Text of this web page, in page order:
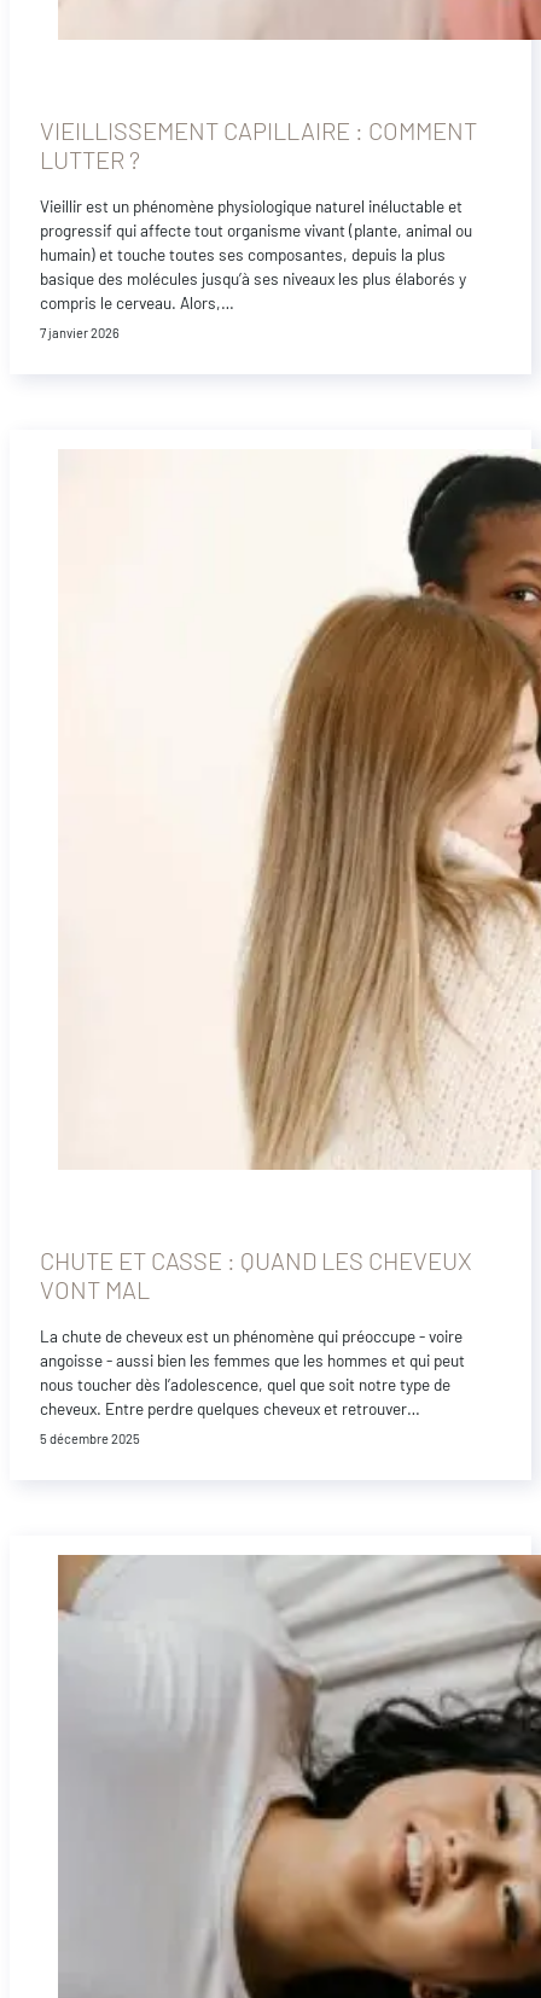
VIEILLISSEMENT CAPILLAIRE : COMMENT
LUTTER ?
Vieillir est un phénomène physiologique naturel inéluctable et
progressif qui affecte tout organisme vivant (plante, animal ou
humain) et touche toutes ses composantes, depuis la plus
basique des molécules jusqu’à ses niveaux les plus élaborés y
compris le cerveau. Alors,…
7 janvier 2026
CHUTE ET CASSE : QUAND LES CHEVEUX
VONT MAL
La chute de cheveux est un phénomène qui préoccupe - voire
angoisse - aussi bien les femmes que les hommes et qui peut
nous toucher dès l’adolescence, quel que soit notre type de
cheveux. Entre perdre quelques cheveux et retrouver…
5 décembre 2025